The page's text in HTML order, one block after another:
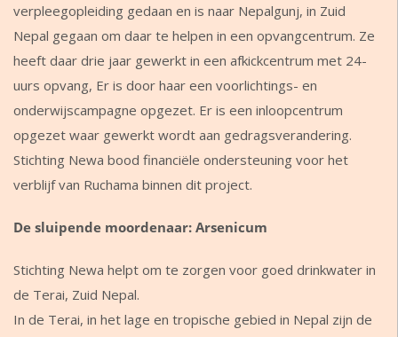
verpleegopleiding gedaan en is naar Nepalgunj, in Zuid
Nepal gegaan om daar te helpen in een opvangcentrum. Ze
heeft daar drie jaar gewerkt in een afkickcentrum met 24-
uurs opvang, Er is door haar een voorlichtings- en
onderwijscampagne opgezet. Er is een inloopcentrum
opgezet waar gewerkt wordt aan gedragsverandering.
Stichting Newa bood financiële ondersteuning voor het
verblijf van Ruchama binnen dit project.
De sluipende moordenaar: Arsenicum
Stichting Newa helpt om te zorgen voor goed drinkwater in
de Terai, Zuid Nepal.
In de Terai, in het lage en tropische gebied in Nepal zijn de